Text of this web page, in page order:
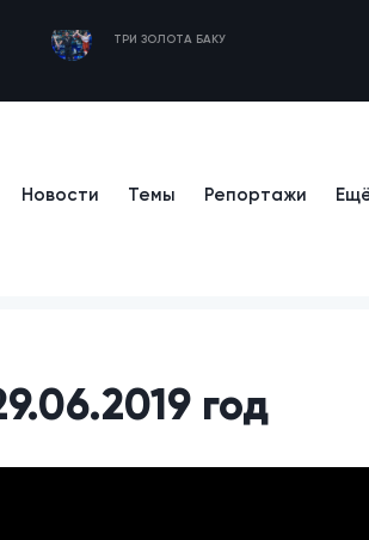
ТРИ ЗОЛОТА БАКУ
Новости Темы Репортажи
год